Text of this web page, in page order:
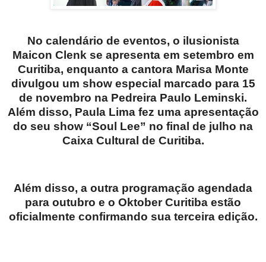
No calendário de eventos, o ilusionista
Maicon Clenk se apresenta em setembro em
Curitiba, enquanto a cantora Marisa Monte
divulgou um show especial marcado para 15
de novembro na Pedreira Paulo Leminski.
Além disso, Paula Lima fez uma apresentação
do seu show “Soul Lee” no final de julho na
Caixa Cultural de Curitiba.
Além disso, a outra programação agendada
para outubro e o Oktober Curitiba estão
oficialmente confirmando sua terceira edição.